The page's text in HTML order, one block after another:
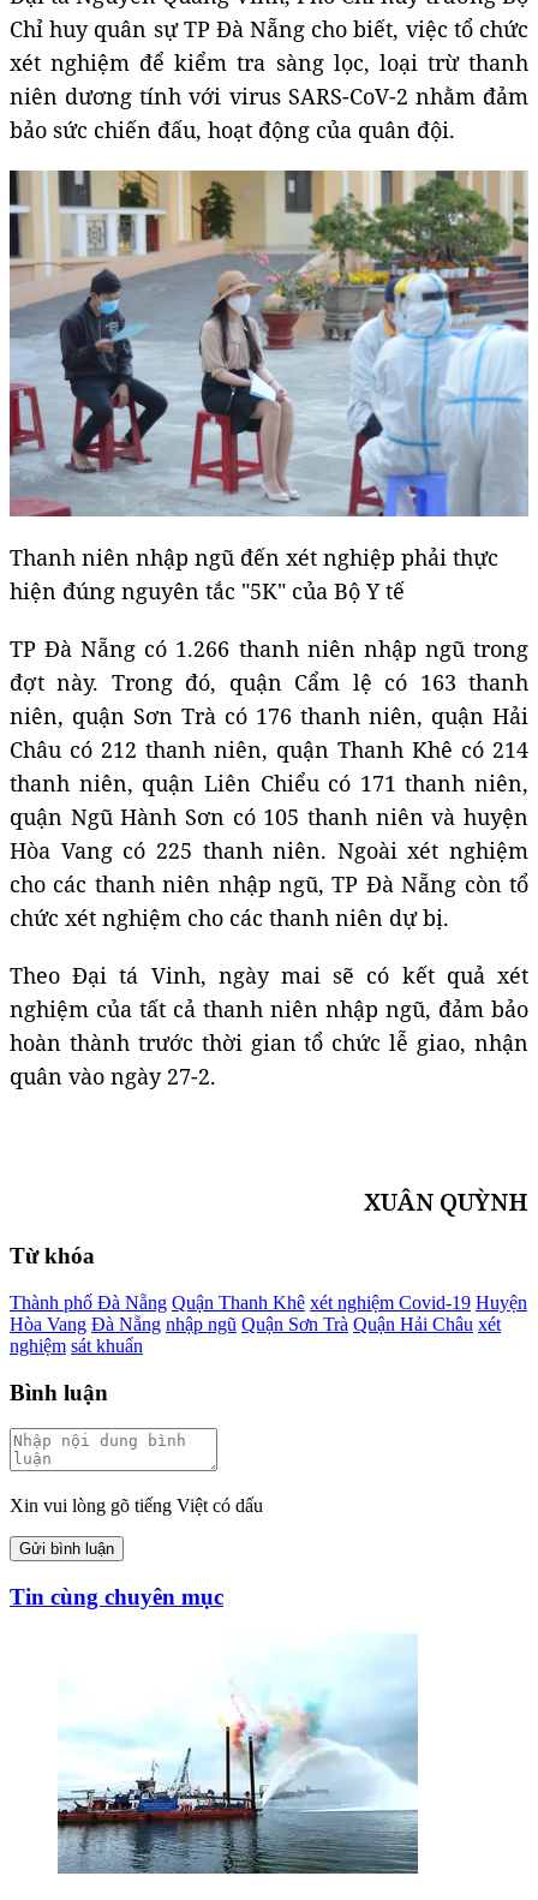
Chỉ huy quân sự TP Đà Nẵng cho biết, việc tổ chức
xét nghiệm để kiểm tra sàng lọc, loại trừ thanh
niên dương tính với virus SARS-CoV-2 nhằm đảm
bảo sức chiến đấu, hoạt động của quân đội.
Thanh niên nhập ngũ đến xét nghiệp phải thực
hiện đúng nguyên tắc "5K" của Bộ Y tế
TP Đà Nẵng có 1.266 thanh niên nhập ngũ trong
đợt này. Trong đó, quận Cẩm lệ có 163 thanh
niên, quận Sơn Trà có 176 thanh niên, quận Hải
Châu có 212 thanh niên, quận Thanh Khê có 214
thanh niên, quận Liên Chiểu có 171 thanh niên,
quận Ngũ Hành Sơn có 105 thanh niên và huyện
Hòa Vang có 225 thanh niên. Ngoài xét nghiệm
cho các thanh niên nhập ngũ, TP Đà Nẵng còn tổ
chức xét nghiệm cho các thanh niên dự bị.
Theo Đại tá Vinh, ngày mai sẽ có kết quả xét
nghiệm của tất cả thanh niên nhập ngũ, đảm bảo
hoàn thành trước thời gian tổ chức lễ giao, nhận
quân vào ngày 27-2.
XUÂN QUỲNH
Từ khóa
Thành phố Đà Nẵng Quận Thanh Khê xét nghiệm Covid-19 Huyện
Hòa Vang Đà Nẵng nhập ngũ Quận Sơn Trà Quận Hải Châu xét
nghiệm sát khuẩn
Bình luận
Xin vui lòng gõ tiếng Việt có dấu
Gửi bình luận
Tin cùng chuyên mục